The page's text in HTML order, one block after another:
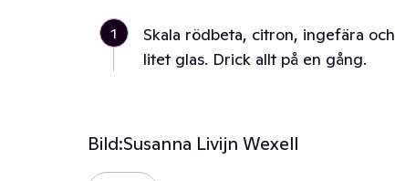
1
Skala rödbeta, citron, ingefära
litet glas. Drick allt på en gång.
Bild:Susanna Livijn Wexell